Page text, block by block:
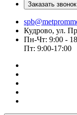
Заказать звонок
Кудрово, ул.
Пн-Чт: 9:00 -
Пт: 9:00-17:00